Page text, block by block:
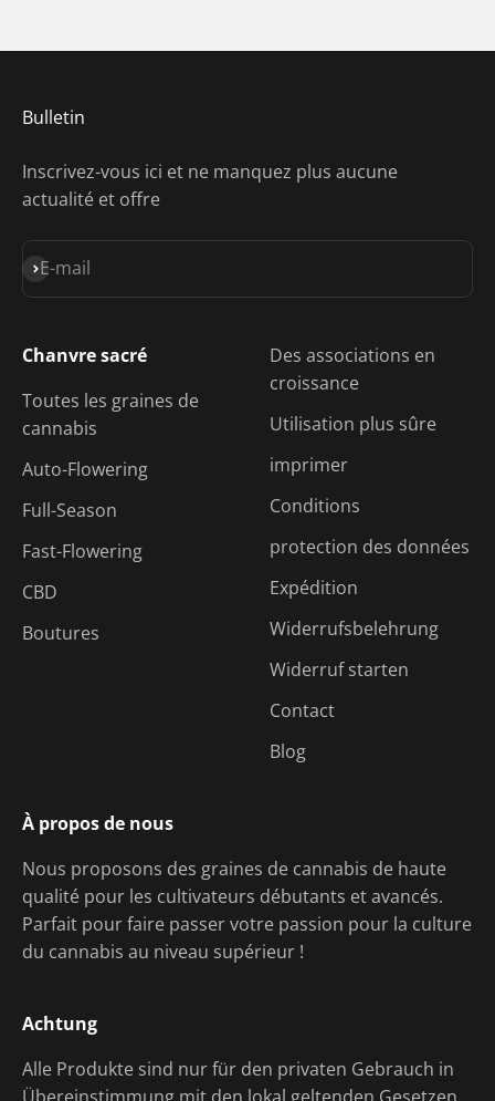
Bulletin
Inscrivez-vous ici et ne manquez plus aucune
actualité et offre
E-mail
S'inscrire
Chanvre sacré
Toutes les graines de
cannabis
Auto-Flowering
Full-Season
Fast-Flowering
CBD
Boutures
À propos de nous
Nous proposons des graines de cannabis de haute
qualité pour les cultivateurs débutants et avancés.
Parfait pour faire passer votre passion pour la culture
du cannabis au niveau supérieur !
Des associations en
croissance
Utilisation plus sûre
imprimer
Conditions
protection des données
Expédition
Widerrufsbelehrung
Widerruf starten
Contact
Blog
Achtung
Alle Produkte sind nur für den privaten Gebrauch in